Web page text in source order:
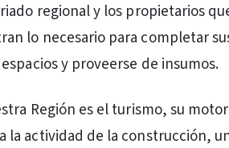
regional y los propietarios
lo necesario para completar
y proveerse de insumos.
Región es el turismo, su
la actividad de la construcción,